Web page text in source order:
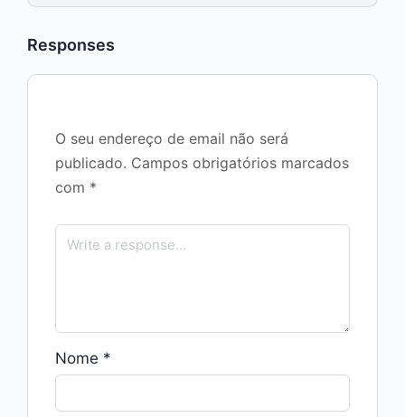
Responses
O seu endereço de email não será
publicado. Campos obrigatórios marcados
com *
Nome *